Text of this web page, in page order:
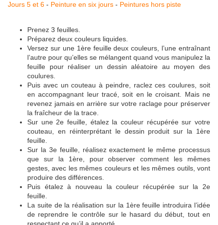
Jours 5 et 6 - Peinture en six jours - Peintures hors piste
Prenez 3 feuilles.
Préparez deux couleurs liquides.
Versez sur une 1ère feuille deux couleurs, l’une entraînant
l’autre pour qu’elles se mélangent quand vous manipulez la
feuille pour réaliser un dessin aléatoire au moyen des
coulures.
Puis avec un couteau à peindre, raclez ces coulures, soit
en accompagnant leur tracé, soit en le croisant. Mais ne
revenez jamais en arrière sur votre raclage pour préserver
la fraîcheur de la trace.
Sur une 2e feuille, étalez la couleur récupérée sur votre
couteau, en réinterprétant le dessin produit sur la 1ère
feuille.
Sur la 3e feuille, réalisez exactement le même processus
que sur la 1ère, pour observer comment les mêmes
gestes, avec les mêmes couleurs et les mêmes outils, vont
produire des différences.
Puis étalez à nouveau la couleur récupérée sur la 2e
feuille.
La suite de la réalisation sur la 1ère feuille introduira l’idée
de reprendre le contrôle sur le hasard du début, tout en